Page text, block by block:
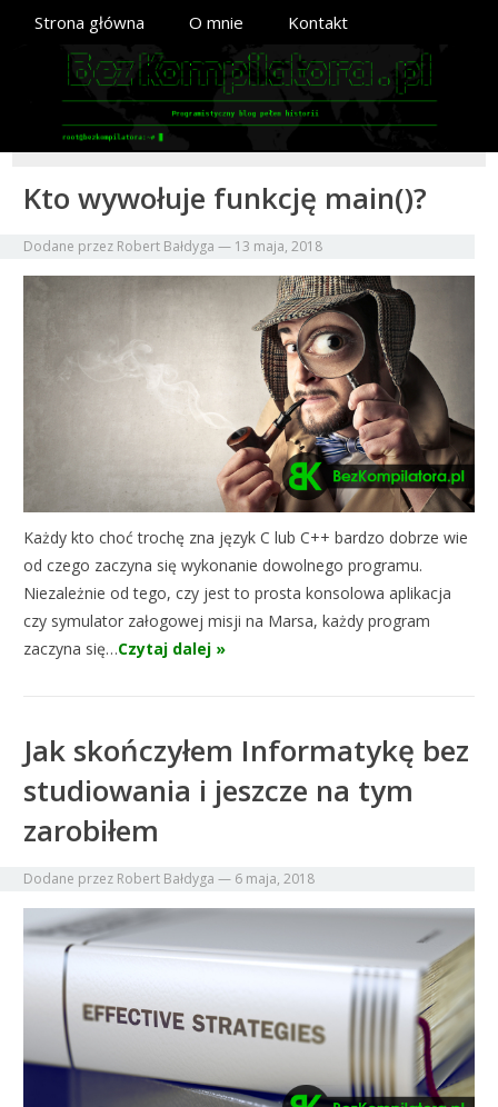
Strona główna O mnie Kontakt
Kto wywołuje funkcję main()?
Dodane przez Robert Bałdyga — 13 maja, 2018
Każdy kto choć trochę zna język C lub C++ bardzo dobrze wie
od czego zaczyna się wykonanie dowolnego programu.
Niezależnie od tego, czy jest to prosta konsolowa aplikacja
czy symulator załogowej misji na Marsa, każdy program
zaczyna się…Czytaj dalej »
Jak skończyłem Informatykę bez
studiowania i jeszcze na tym
zarobiłem
Dodane przez Robert Bałdyga — 6 maja, 2018